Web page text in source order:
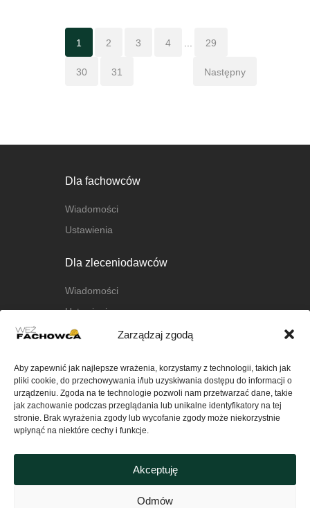
Zarządzaj zgodą
Aby zapewnić jak najlepsze wrażenia, korzystamy z technologii, takich jak
pliki cookie, do przechowywania i/lub uzyskiwania dostępu do informacji o
urządzeniu. Zgoda na te technologie pozwoli nam przetwarzać dane, takie
jak zachowanie podczas przeglądania lub unikalne identyfikatory na tej
stronie. Brak wyrażenia zgody lub wycofanie zgody może niekorzystnie
wpłynąć na niektóre cechy i funkcje.
Akceptuję
Odmów
1 2 3 4 29
30 31 Następny
Dla fachowców
Wiadomości
Ustawienia
Dla zleceniodawców
Wiadomości
Ustawienia
O platformie
FAQ
Kontakt
Polityka Prywatności serwisu